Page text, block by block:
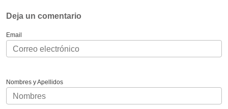
Deja un comentario
Email
Nombres y Apellidos